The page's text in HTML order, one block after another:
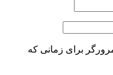
برای زمانی که